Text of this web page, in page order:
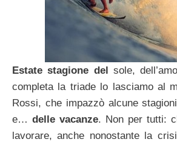
Estate stagione del sole,
completa la triade lo lasciamo al
Rossi, che impazzò alcune
e… delle vacanze. Non per tutti:
lavorare, anche nonostante la